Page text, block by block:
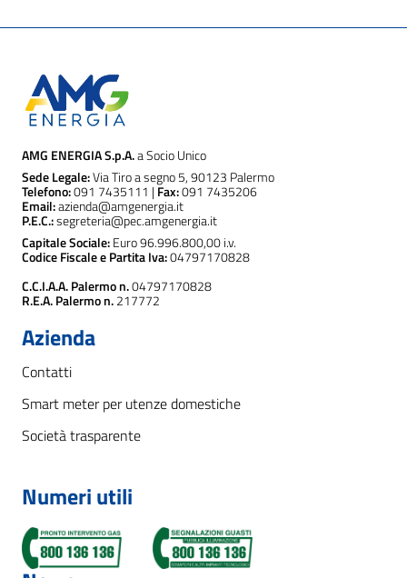
AMG ENERGIA S.p.A.a Socio Unico
Sede Legale:Via Tiro a segno 5, 90123 Palermo
Telefono:091 7435111 | Fax:091 7435206
Email:azienda@amgenergia.it
P.E.C.:segreteria@pec.amgenergia.it
Capitale Sociale:Euro 96.996.800,00 i.v.
Codice Fiscale e Partita Iva:04797170828
C.C.I.A.A. Palermo n.04797170828
R.E.A. Palermo n.217772
Azienda
Contatti
Smart meter per utenze domestiche
Società trasparente
Numeri utili